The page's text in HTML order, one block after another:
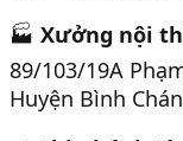
🏭 Xưởng nội
89/103/19A
Huyện Bình